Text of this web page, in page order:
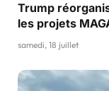
Trump
les projets
samedi, 18 juillet